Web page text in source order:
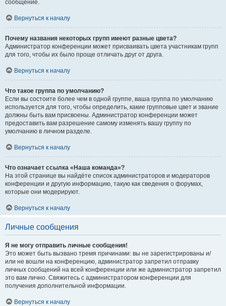
сообщение.
Вернуться к началу
Почему названия некоторых групп имеют разные цвета?
Администратор конференции может присваивать цвета участникам групп
для того, чтобы их было проще отличать друг от друга.
Вернуться к началу
Что такое группа по умолчанию?
Если вы состоите более чем в одной группе, ваша группа по умолчанию
используется для того, чтобы определить, какие групповые цвет и звание
должны быть вам присвоены. Администратор конференции может
предоставить вам разрешение самому изменять вашу группу по
умолчанию в личном разделе.
Вернуться к началу
Что означает ссылка «Наша команда»?
На этой странице вы найдёте список администраторов и модераторов
конференции и другую информацию, такую как сведения о форумах,
которые они модерируют.
Вернуться к началу
Личные сообщения
Я не могу отправить личные сообщения!
Это может быть вызвано тремя причинами: вы не зарегистрированы и/
или не вошли на конференцию, администратор запретил отправку
личных сообщений на всей конференции или же администратор запретил
это вам лично. Свяжитесь с администратором конференции для
получения дополнительной информации.
Вернуться к началу